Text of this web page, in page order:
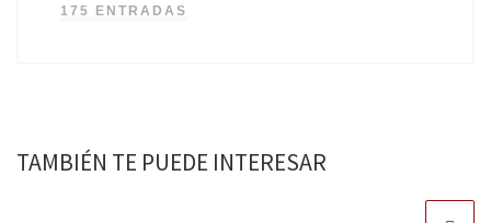
175 ENTRADAS
TAMBIÉN TE PUEDE INTERESAR